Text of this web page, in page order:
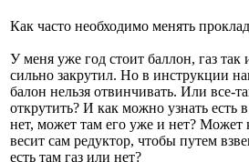
Как часто необходимо менять
У меня уже год стоит баллон, газ так
сильно закрутил. Но в инструкции
балон нельзя отвинчивать. Или все-
открутить? И как можно узнать есть
нет, может там его уже и нет? Может
весит сам редуктор, чтобы путем
есть там газ или нет?